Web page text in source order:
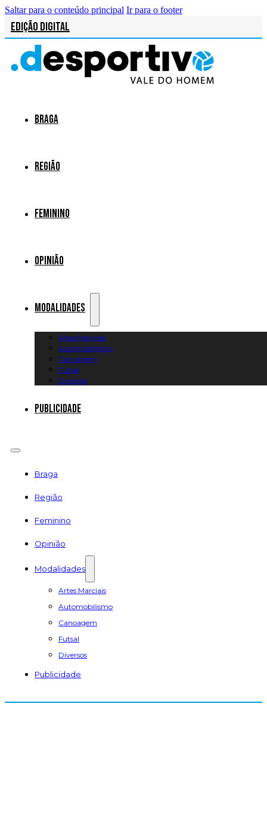
Saltar para o conteúdo principal Ir para o footer
Edição Digital
Braga
Região
Feminino
Opinião
Modalidades
Artes Marciais
Automobilismo
Canoagem
Futsal
Diversos
Publicidade
Braga
Região
Feminino
Opinião
Modalidades
Artes Marciais
Automobilismo
Canoagem
Futsal
Diversos
Publicidade